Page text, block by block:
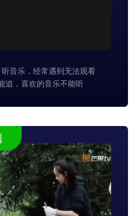
音乐，经常遇到无法观看
追，喜欢的音乐不能听